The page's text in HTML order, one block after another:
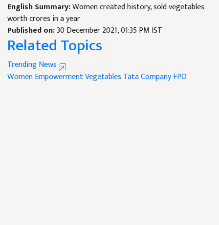
English Summary:Women created history, sold vegetables
worth crores in a year
Published on:30 December 2021, 01:35 PM IST
Related Topics
Trending News
Women EmpowermentVegetables Tata CompanyFPO